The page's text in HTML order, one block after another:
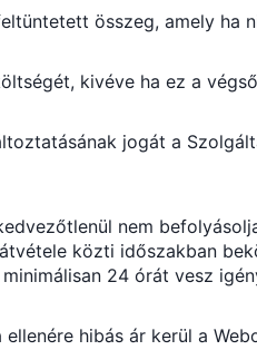
összeg, amely ha
kivéve ha ez a
jogát a
nem
közti időszakban
24 órát vesz
hibás ár kerül a